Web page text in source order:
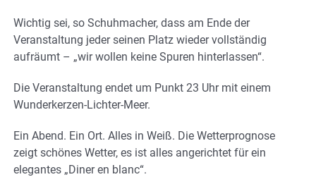
Wichtig sei, so Schuhmacher, dass am Ende der
Veranstaltung jeder seinen Platz wieder vollständig
aufräumt – „wir wollen keine Spuren hinterlassen“.
Die Veranstaltung endet um Punkt 23 Uhr mit einem
Wunderkerzen-Lichter-Meer.
Ein Abend. Ein Ort. Alles in Weiß. Die Wetterprognose
zeigt schönes Wetter, es ist alles angerichtet für ein
elegantes „Diner en blanc“.